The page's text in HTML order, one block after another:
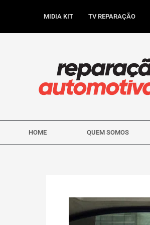
MIDIA KIT TV REPARAÇÃO
HOME QUEM SOMOS